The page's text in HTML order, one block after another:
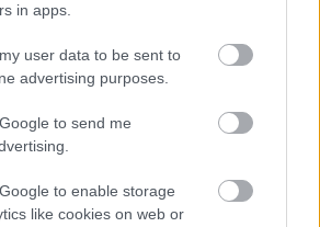
in apps.
user data to be sent to
advertising purposes.
to send me
to enable storage
like cookies on web or
a gyerekemért, a szüleimért, a
is, ha nem az én feladatom
ártok is az illetőnek, hiszen
a megoldandó feladatot. Az
megfelelni, nem biztos,
így magamnak is ártok